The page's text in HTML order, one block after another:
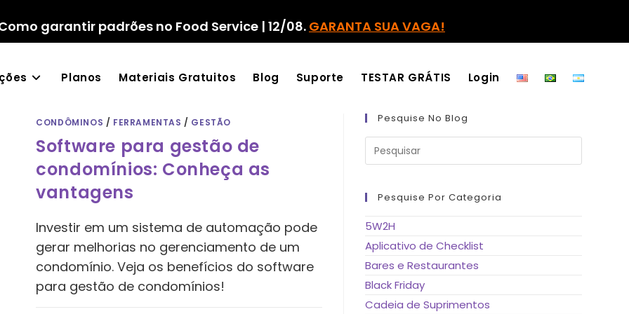
garantir padrões no Food Service | 12/08. GARANTA SUA VAGA!
Planos Materiais Gratuitos Blog Suporte TESTAR GRÁTIS Login
CONDÔMINOS / FERRAMENTAS / GESTÃO
Software para gestão de
condomínios: Conheça as
vantagens
Investir em um sistema de automação pode
gerar melhorias no gerenciamento de um
condomínio. Veja os benefícios do software
para gestão de condomínios!
Pesquise No Blog
Pressione
tecla
Pesquise Por Categoria
5W2H
Aplicativo de Checklist
Bares e Restaurantes
Black Friday
Cadeia de Suprimentos